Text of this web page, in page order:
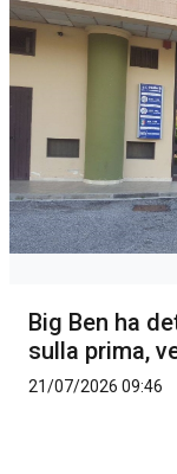
Big Ben ha
sulla prima,
21/07/2026 09:46